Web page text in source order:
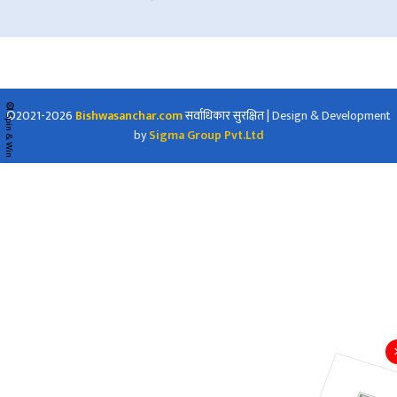
©2021-2026 Bishwasanchar.comसर्वाधिकार सुरक्षित|Design & Development
bySigma Group Pvt.Ltd
🎡 Spin & Win